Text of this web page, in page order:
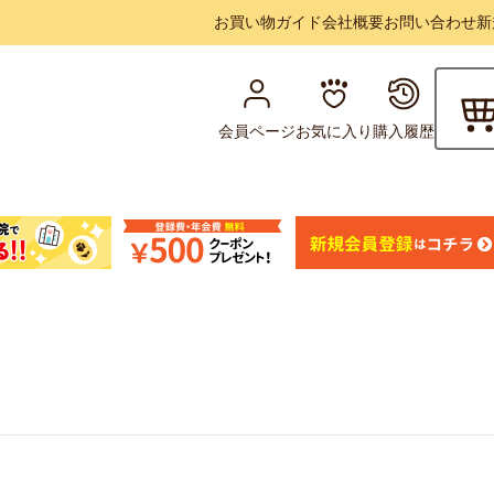
お買い物ガイド会社概要お問い合わせ
会員ページお気に入り購入履歴